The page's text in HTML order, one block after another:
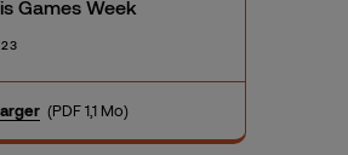
Games Week
(PDF 1,1 Mo)